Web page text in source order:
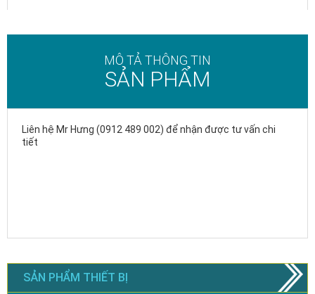
MÔ TẢ THÔNG TIN
SẢN PHẨM
Liên hệ Mr Hưng (0912 489 002) để nhận được tư vấn chi
tiết
SẢN PHẨM THIẾT BỊ